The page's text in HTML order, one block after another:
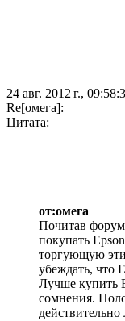
24 авг. 2012 г.,
Re[омега]:
Цитата:
от:омега
Почитав форум
покупать
торгующую
убеждать, что
Лучше купить
сомнения.